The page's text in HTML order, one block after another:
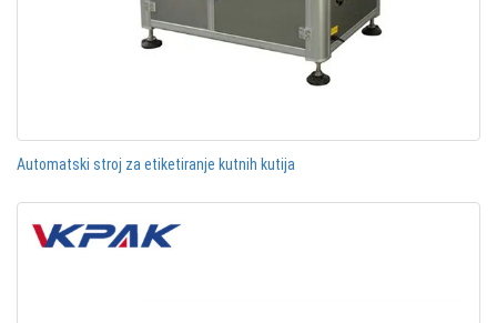
Automatski stroj za etiketiranje kutnih kutija